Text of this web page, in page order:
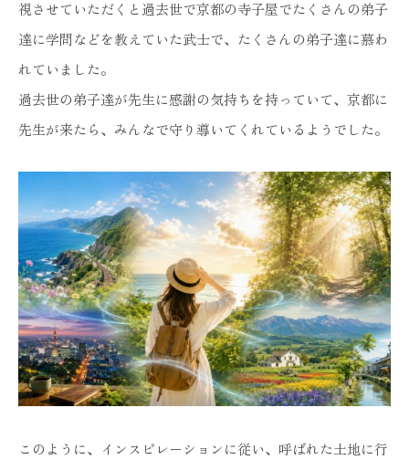
視させていただくと過去世で京都の寺子屋でたくさんの弟子
達に学問などを教えていた武士で、たくさんの弟子達に慕わ
れていました。
過去世の弟子達が先生に感謝の気持ちを持っていて、京都に
先生が来たら、みんなで守り導いてくれているようでした。
このように、インスピレーションに従い、呼ばれた土地に行